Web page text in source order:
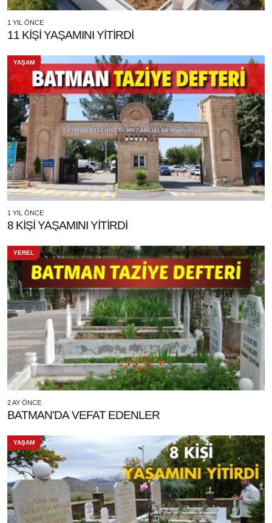
1 YIL ÖNCE
11 KİŞİ YAŞAMINI YİTİRDİ
YAŞAM
1 YIL ÖNCE
8 KİŞİ YAŞAMINI YİTİRDİ
YEREL
2 AY ÖNCE
BATMAN'DA VEFAT EDENLER
YAŞAM